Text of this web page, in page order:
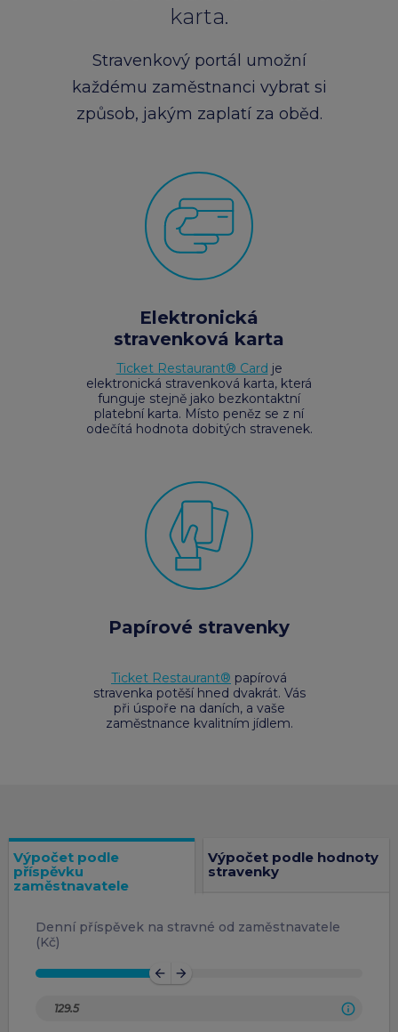
Peněženka Edenred Benefits
Peněženka Edenred Health
Edenred Card FKSP
Informace k migraci na Edenred Card
Edenred Benefits poukázky
Edenred Benefity Premium
All-in-One cafeterie FKSP
Stravenkový portál
Edenred Compliments
Edenred Čistý
karta.
Stravenkový portál umožní
každému zaměstnanci vybrat si
způsob, jakým zaplatí za oběd.
Elektronická
stravenková karta
Ticket Restaurant® Card je
elektronická stravenková karta, která
funguje stejně jako bezkontaktní
platební karta. Místo peněz se z ní
odečítá hodnota dobitých stravenek.
Papírové stravenky
Ticket Restaurant® papírová
stravenka potěší hned dvakrát. Vás
při úspoře na daních, a vaše
zaměstnance kvalitním jídlem.
Výpočet podle
příspěvku
zaměstnavatele
Výpočet podle hodnoty
stravenky
Denní příspěvek na stravné od zaměstnavatele
(Kč)
arrow_back arrow_forward